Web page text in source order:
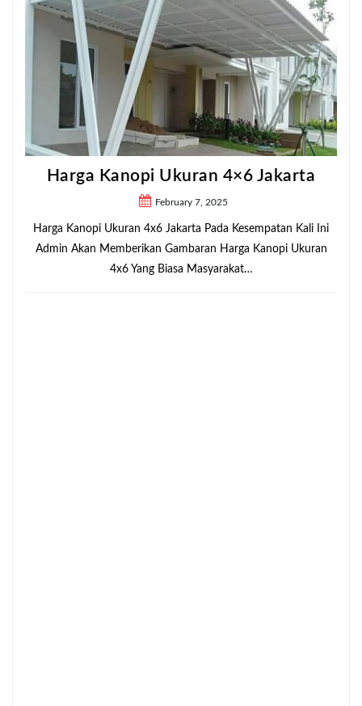
Harga Kanopi Ukuran 4×6 Jakarta
February 7, 2025
Harga Kanopi Ukuran 4x6 Jakarta Pada Kesempatan Kali Ini
Admin Akan Memberikan Gambaran Harga Kanopi Ukuran
4x6 Yang Biasa Masyarakat…